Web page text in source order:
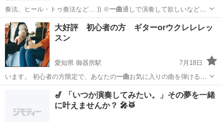
奏法、ヒール・トゥ奏法など… )) ※一曲通しで演奏して欲しいなどの
ご要望の方は…
神奈川 横浜市 二俣川駅 ドラム 相鉄線
大好評 初心者の方 ギターorウクレレレッ
スン
愛知県 御器所駅
7月18日
います。 初心者の方限定で、あなたの一曲お気に入りの曲を弾けるよ
うにレッスンさ…
名古屋市 御器所駅 ギター レッスン
🎷 「いつか演奏してみたい。」その夢を一緒
に叶えませんか？ 🎤🥁